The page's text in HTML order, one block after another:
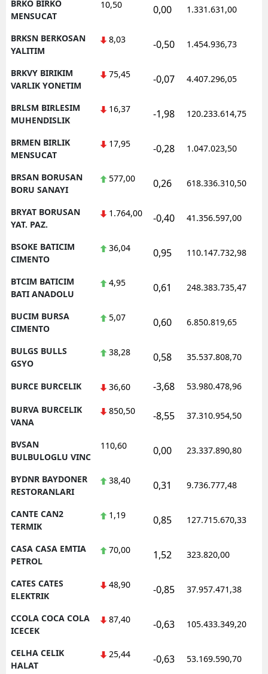
BRKO BIRKO
MENSUCAT
10,50 0,00 1.331.631,00
BRKSN BERKOSAN
YALITIM
8,03 -0,50 1.454.936,73
BRKVY BIRIKIM
VARLIK YONETIM
75,45 -0,07 4.407.296,05
BRLSM BIRLESIM
MUHENDISLIK
16,37 -1,98 120.233.614,75
BRMEN BIRLIK
MENSUCAT
17,95 -0,28 1.047.023,50
BRSAN BORUSAN
BORU SANAYI
577,00 0,26 618.336.310,50
BRYAT BORUSAN
YAT. PAZ.
1.764,00 -0,40 41.356.597,00
BSOKE BATICIM
CIMENTO
36,04 0,95 110.147.732,98
BTCIM BATICIM
BATI ANADOLU
4,95 0,61 248.383.735,47
BUCIM BURSA
CIMENTO
5,07 0,60 6.850.819,65
BULGS BULLS
GSYO
38,28 0,58 35.537.808,70
BURCE BURCELIK 36,60 -3,68 53.980.478,96
BURVA BURCELIK
VANA
850,50 -8,55 37.310.954,50
BVSAN
BULBULOGLU VINC
110,60 0,00 23.337.890,80
BYDNR BAYDONER
RESTORANLARI
38,40 0,31 9.736.777,48
CANTE CAN2
TERMIK
1,19 0,85 127.715.670,33
CASA CASA EMTIA
PETROL
70,00 1,52 323.820,00
CATES CATES
ELEKTRIK
48,90 -0,85 37.957.471,38
CCOLA COCA COLA
ICECEK
87,40 -0,63 105.433.349,20
CELHA CELIK
HALAT
25,44 -0,63 53.169.590,70